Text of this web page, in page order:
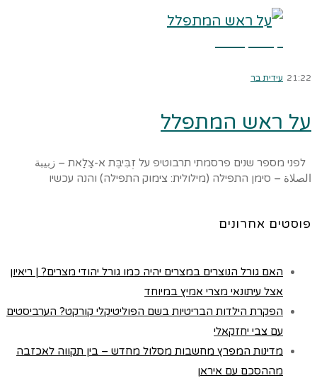
21:22 עידית בר
על ראש המתפלל
לפני מספר שנים פרסמתי תרבוטיפ על זְבִּיבֶּת א-צַלַאת – زبيبة
الصلاة – סימן התפילה (מילולית: צימוק התפילה) והנה עכשיו
פוסטים אחרונים
האם גורל הנוצרים במצרים יהיה כמו גורל יהודי מצרים? | ריאיון
אצל עיתונאי מצרי אמיץ במיוחד
הפקרת הילדות הבריטיות בשם הפוליטיקלי קורקט? הערביסטים
עם צבי יחזקאלי
מדינות המפרץ מחשבות מסלול מחדש – בין תקווה לאכזבה
מההסכם עם איראן